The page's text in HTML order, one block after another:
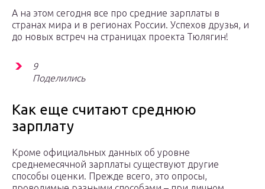
А на этом сегодня все про средние зарплаты в
странах мира и в регионах России. Успехов друзья, и
до новых встреч на страницах проекта Тюлягин!
9
Поделились
Как еще считают среднюю
зарплату
Кроме официальных данных об уровне
среднемесячной зарплаты существуют другие
способы оценки. Прежде всего, это опросы,